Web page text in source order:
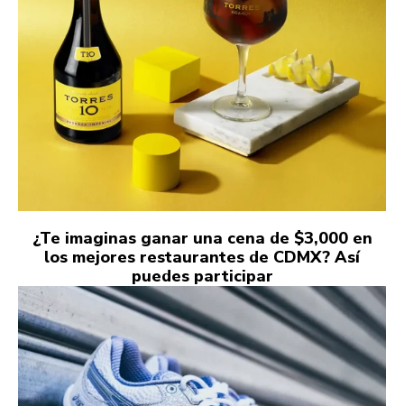
¿Te imaginas ganar una cena de $3,000 en
los mejores restaurantes de CDMX? Así
puedes participar